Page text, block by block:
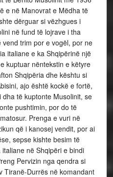
e në Manovrat e Mëdha të
dërguar si vëzhgues i
në fund të lojrave i tha
trim por e vogël, por ne
italiane e ka Shqipërinë një
kuptuar nëntekstin e këtyre
Shqipëria dhe kështu si
ajo është kockë e fortë,
të kuptonte Musolinit, se
pushtimin, por do të
Prenga e vuri në
që i kanosej vendit, por ai
sepse kishte besim të
në Shqipëri e bindi
Pervizin nga qendra si
Tiranë-Durrës në komandant